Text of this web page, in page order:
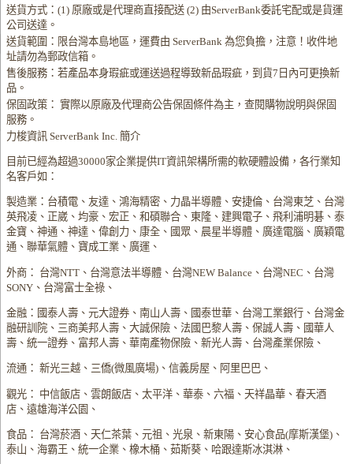
送貨方式：(1) 原廠或是代理商直接配送 (2) 由ServerBank委託宅配或是貨運
公司送達。
送貨範圍：限台灣本島地區，運費由 ServerBank 為您負擔，注意！收件地
址請勿為郵政信箱。
售後服務：若產品本身瑕疵或運送過程導致新品瑕疵，到貨7日內可更換新
品。
保固政策： 實際以原廠及代理商公告保固條件為主，查閱購物說明與保固
服務。
力梭資訊 ServerBank Inc. 簡介
目前已經為超過30000家企業提供IT資訊架構所需的軟硬體設備，各行業知
名客戶如：
製造業：台積電、友達、鴻海精密、力晶半導體、安捷倫、台灣東芝、台灣
英飛凌、正崴、均豪、宏正、和碩聯合、東隆、建興電子、飛利浦明碁、泰
金寶、神通、神達、偉創力、康全、國眾、晨星半導體、廣達電腦、廣穎電
通、聯華氣體、寶成工業、廣運、
外商： 台灣NTT、台灣意法半導體、台灣NEW Balance、台灣NEC、台灣
SONY、台灣富士全祿、
金融：國泰人壽、元大證券、南山人壽、國泰世華、台灣工業銀行、台灣金
融研訓院、三商美邦人壽、大誠保險、法國巴黎人壽、保誠人壽、國華人
壽、統一證券、富邦人壽、華南產物保險、新光人壽、台灣產業保險、
流通： 新光三越、三僑(微風廣場)、信義房屋、阿里巴巴、
觀光： 中信飯店、雲朗飯店、太平洋、華泰、六福、天祥晶華、春天酒
店、遠雄海洋公園、
食品： 台灣菸酒、天仁茶葉、元祖、光泉、新東陽、安心食品(摩斯漢堡)、
泰山、海霸王、統一企業、橡木桶、茹斯葵、哈跟達斯冰淇淋、